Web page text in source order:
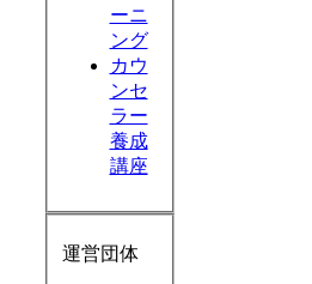
ーニ
ング
カウ
ンセ
ラー
養成
講座
運営団体